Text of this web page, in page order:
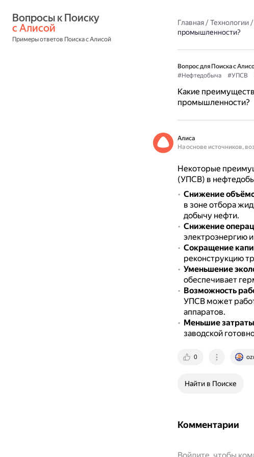
с Алисой
Примеры ответов Поиска с Алисой
Главная/Технологии/
промышленности?
Вопрос для Поиска с
#Нефтедобыча
#УПСВ
Какие
промышленности?
Алиса
На основе источников,
Некоторые
(УПСВ) в
Снижение
в зоне отбора
добычу нефти.
Снижение
электроэнергию
Сокращение
реконструкцию
Уменьшение
обеспечивает
Возможность
УПСВ может
аппаратов.
Меньшие
заводской
0
Найти в Поиске
Комментарии